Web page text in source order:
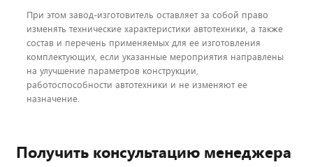
При этом завод-изготовитель оставляет за собой право
изменять технические характеристики автотехники, а также
состав и перечень применяемых для ее изготовления
комплектующих, если указанные мероприятия направлены
на улучшение параметров конструкции,
работоспособности автотехники и не изменяют ее
назначение.
Получить консультацию менеджера